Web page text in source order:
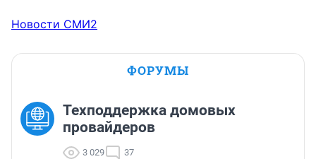
Новости СМИ2
ФОРУМЫ
Техподдержка домовых
провайдеров
3 029 37